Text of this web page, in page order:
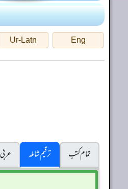
Eng
Ur-Latn
تمام کتب
ترقیم شاملہ عربی